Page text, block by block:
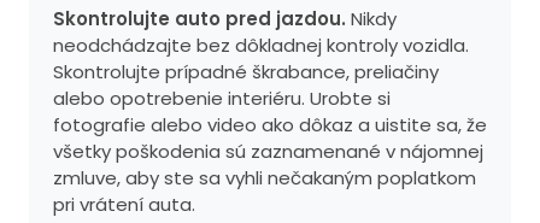
Skontrolujte auto pred jazdou. Nikdy
neodchádzajte bez dôkladnej kontroly vozidla.
Skontrolujte prípadné škrabance, preliačiny
alebo opotrebenie interiéru. Urobte si
fotografie alebo video ako dôkaz a uistite sa, že
všetky poškodenia sú zaznamenané v nájomnej
zmluve, aby ste sa vyhli nečakaným poplatkom
pri vrátení auta.